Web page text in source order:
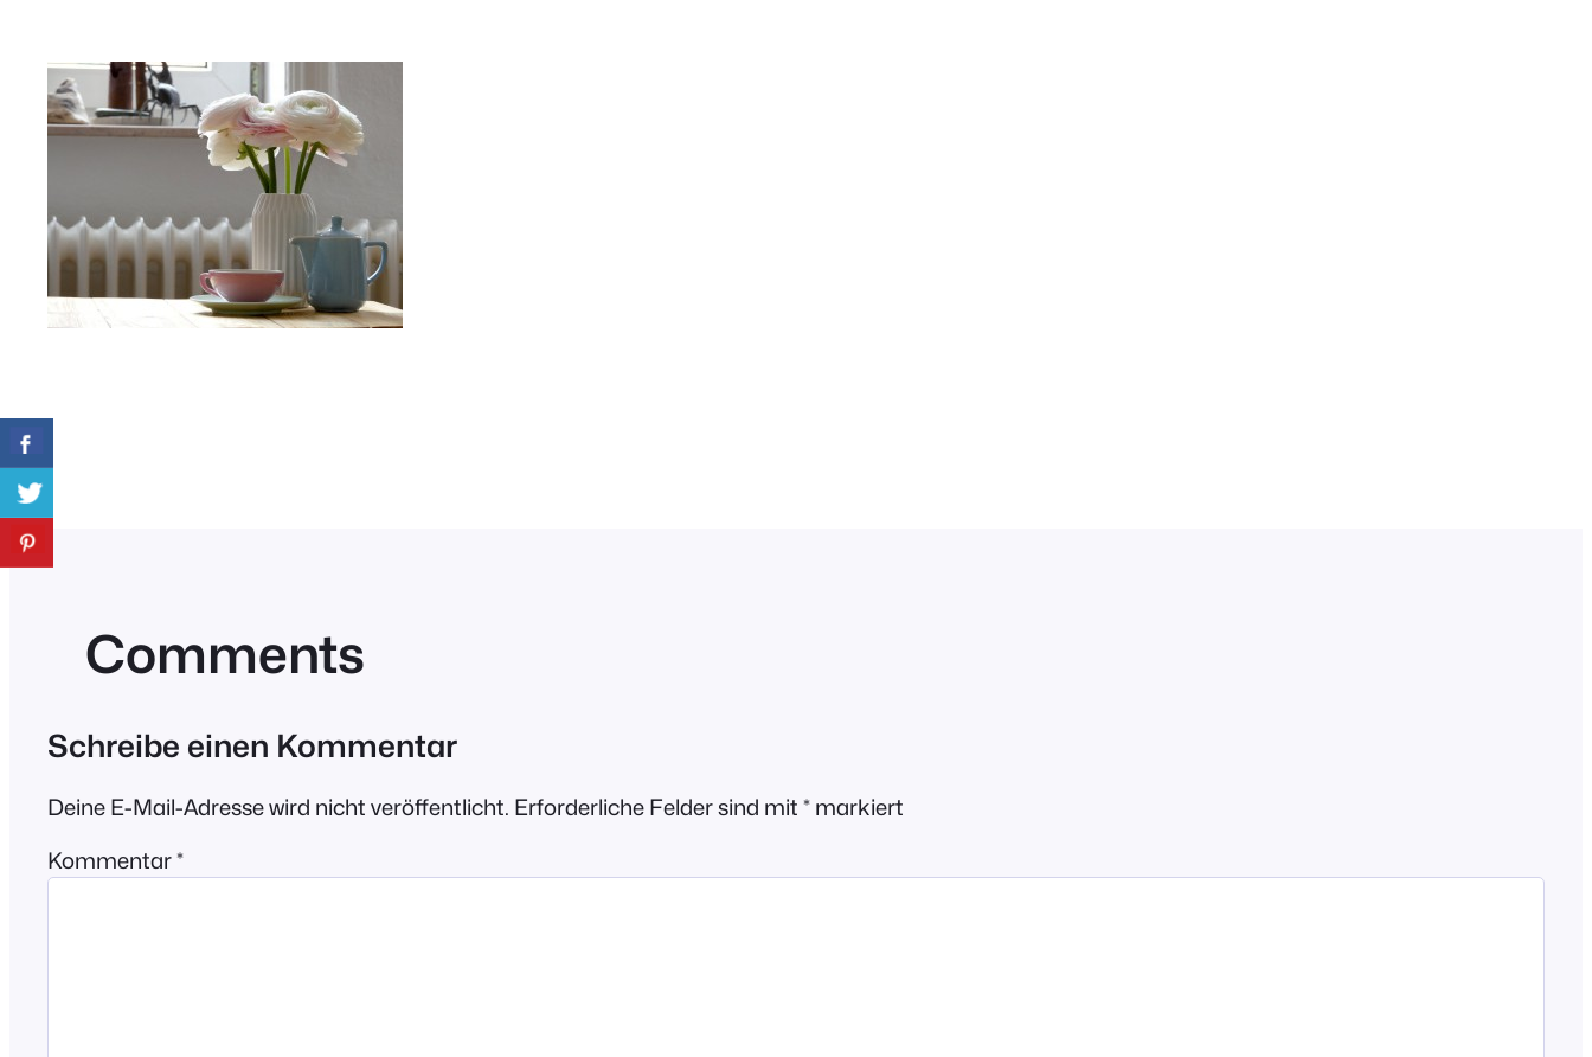
Comments
Schreibe einen Kommentar
Deine E-Mail-Adresse wird nicht veröffentlicht. Erforderliche Felder sind mit * markiert
Kommentar*